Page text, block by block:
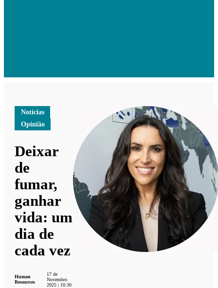
Notícias
Opinião
Deixar
de
fumar,
ganhar
vida: um
dia de
cada vez
Human
Resources
17 de
Novembro
2025 | 10:30